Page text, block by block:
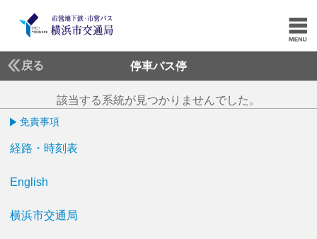
戻る 停車バス停
該当する系統が見つかりませんでした。
免責事項
経路・時刻表
English
横浜市交通局